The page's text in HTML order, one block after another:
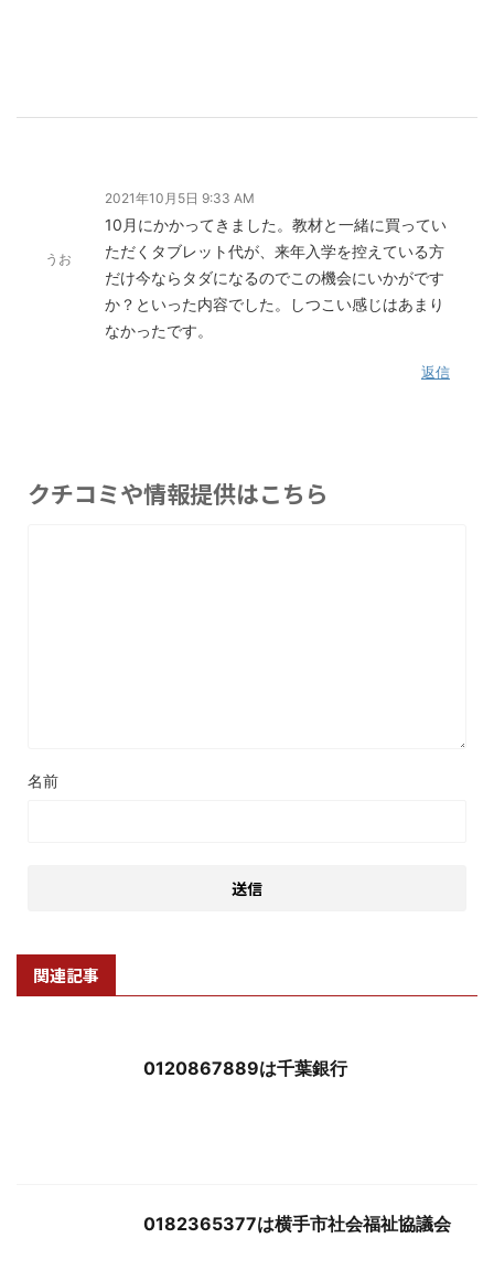
うお
2021年10月5日 9:33 AM
10月にかかってきました。教材と一緒に買ってい
ただくタブレット代が、来年入学を控えている方
だけ今ならタダになるのでこの機会にいかがです
か？といった内容でした。しつこい感じはあまり
なかったです。
返信
クチコミや情報提供はこちら
名前
関連記事
0120867889は千葉銀行
0182365377は横手市社会福祉協議会